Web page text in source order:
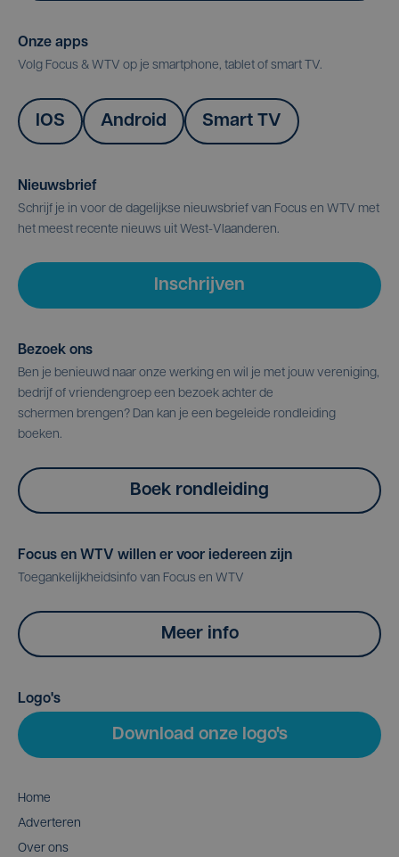
Onze apps
Volg Focus & WTV op je smartphone, tablet of smart TV.
IOS Android Smart TV
Nieuwsbrief
Schrijf je in voor de dagelijkse nieuwsbrief van Focus en WTV met
het meest recente nieuws uit West-Vlaanderen.
Inschrijven
Bezoek ons
Ben je benieuwd naar onze werking en wil je met jouw vereniging,
bedrijf of vriendengroep een bezoek achter de
schermen brengen? Dan kan je een begeleide rondleiding
boeken.
Boek rondleiding
Focus en WTV willen er voor iedereen zijn
Toegankelijkheidsinfo van Focus en WTV
Meer info
Logo's
Download onze logo's
Home
Adverteren
Over ons